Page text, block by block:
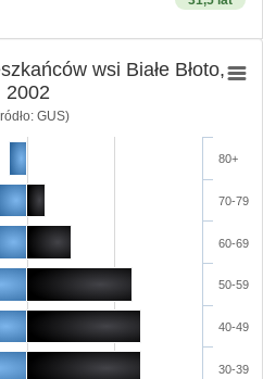
wsi Białe Błoto,
2002
GUS)
30-39
40-49
50-59
60-69
70-79
80+